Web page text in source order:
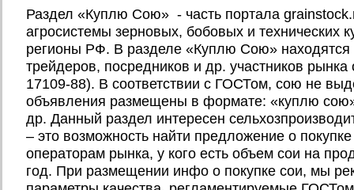
Раздел «Куплю Сою» - часть портала
агросистемы зерновых, бобовых и технических
регионы РФ. В разделе «Куплю Сою» находятся
трейдеров, посредников и др. участников
17109-88). В соответствии с ГОСТом, сою не
объявления размещены в формате: «куплю
др. Данный раздел интересен
– это возможность найти предложение о
операторам рынка, у кого есть объем сои на
год. При размещении инфо о покупке сои, мы